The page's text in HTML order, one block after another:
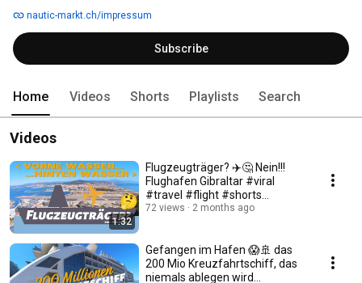
nautic-markt.ch/impressum
Subscribe
Home Videos Shorts Playlists Search
Videos
1:32
Flugzeugträger? ✈️🤔 Nein!!!
Flughafen Gibraltar #viral
#travel #flight #shorts
#airplane #airforce
72 views 2 months ago
Gefangen im Hafen 😱🚢 das
200 Mio Kreuzfahrtschiff, das
niemals ablegen wird